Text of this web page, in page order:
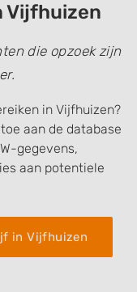
Vijfhuizen
die opzoek zijn
in Vijfhuizen?
aan de database
gegevens,
aan potentiele
in Vijfhuizen